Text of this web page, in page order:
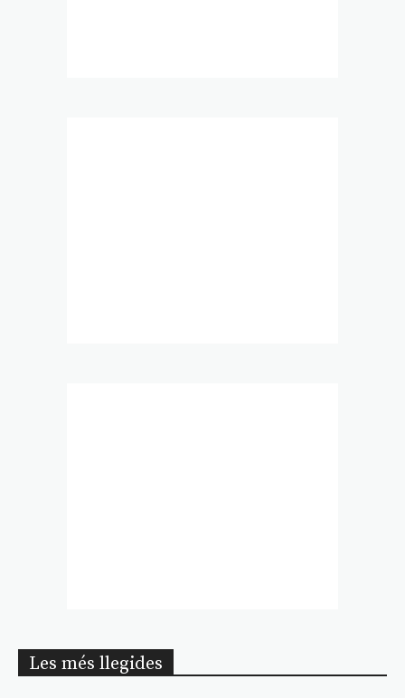
Les més llegides